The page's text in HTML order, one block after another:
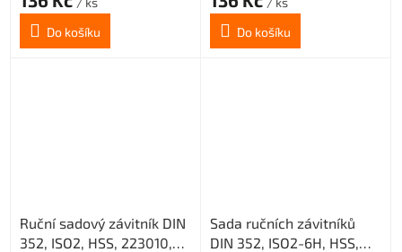
Do košíku
Do košíku
Ruční sadový závitník DIN
352, ISO2, HSS, 223010,
Sada ručních závitníků
DIN 352, ISO2-6H, HSS,